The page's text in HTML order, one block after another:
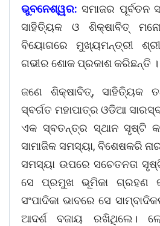
ଭୁବନେଶ୍ୱର: ସମାଜର ପୂର୍ବତନ
ସାହିତ୍ୟିକ ଓ ଶିକ୍ଷାବିତ୍‌
ବିୟୋଗରେ ମୁଖ୍ୟମନ୍ତ୍ରୀ
ଗଭୀର ଶୋକ ପ୍ରକାଶ କରିଛନ୍ତି ।
ଜଣେ ଶିକ୍ଷାବିତ୍‌, ସାହିତ୍ୟିକ
ସ୍ବର୍ଗତ ମହାପାତ୍ର ଓଡିଆ
ଏକ ସ୍ବତନ୍ତ୍ର ସ୍ଥାନ ସୃଷ୍ଟି
ସାମାଜିକ ସମସ୍ୟା, ବିଶେଷକରି
ସମସ୍ୟା ଉପରେ ସଚେତନତା
ସେ ପ୍ରମୁଖ ଭୂମିକା ଗ୍ରହଣ
ସଂପାଦିକା ଭାବରେ ସେ
ଆଦର୍ଶ ବଜାୟ ରଖିଥିଲେ।